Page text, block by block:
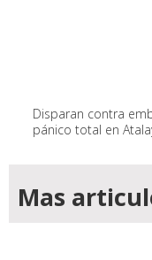
Disparan contra
pánico total en
Mas